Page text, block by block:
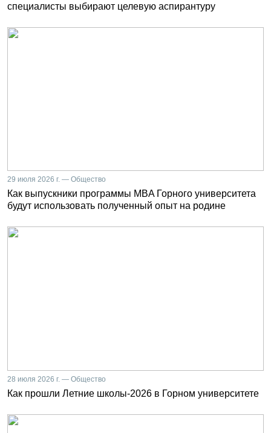
специалисты выбирают целевую аспирантуру
29 июля 2026 г. — Общество
Как выпускники программы MBA Горного университета
будут использовать полученный опыт на родине
28 июля 2026 г. — Общество
Как прошли Летние школы-2026 в Горном университете